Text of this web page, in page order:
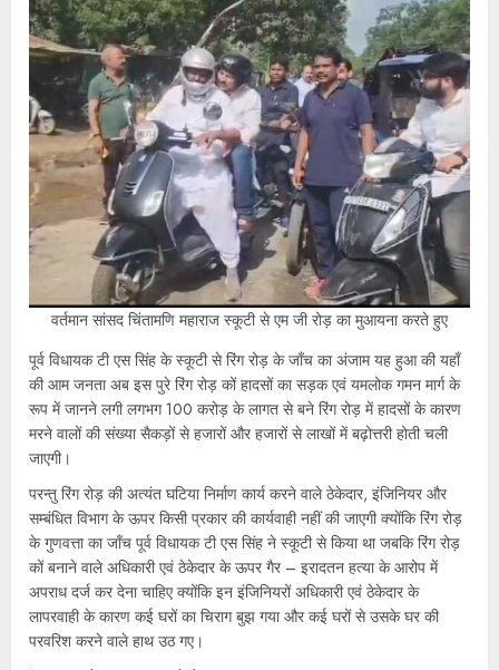
वर्तमान सांसद चिंतामणि महाराज स्कूटी से एम जी रोड़ का मुआयना करते हुए
पूर्व विधायक टी एस सिंह के स्कूटी से रिंग रोड़ के जाँच का अंजाम यह हुआ की यहाँ
की आम जनता अब इस पुरे रिंग रोड़ कों हादसों का सड़क एवं यमलोक गमन मार्ग के
रूप में जानने लगी लगभग 100 करोड़ के लागत से बने रिंग रोड़ में हादसों के कारण
मरने वालों की संख्या सैकड़ों से हजारों और हजारों से लाखों में बढ़ोत्तरी होती चली
जाएगी।
परन्तु रिंग रोड़ की अत्यंत घटिया निर्माण कार्य करने वाले ठेकेदार, इंजिनियर और
सम्बंधित विभाग के ऊपर किसी प्रकार की कार्यवाही नहीं की जाएगी क्योंकि रिंग रोड़
के गुणवत्ता का जाँच पूर्व विधायक टी एस सिंह ने स्कूटी से किया था जबकि रिंग रोड़
कों बनाने वाले अधिकारी एवं ठेकेदार के ऊपर गैर – इरादतन हत्या के आरोप में
अपराध दर्ज कर देना चाहिए क्योंकि इन इंजिनियरों अधिकारी एवं ठेकेदार के
लापरवाही के कारण कई घरों का चिराग बुझ गया और कई घरों से उसके घर की
परवरिश करने वाले हाथ उठ गए।